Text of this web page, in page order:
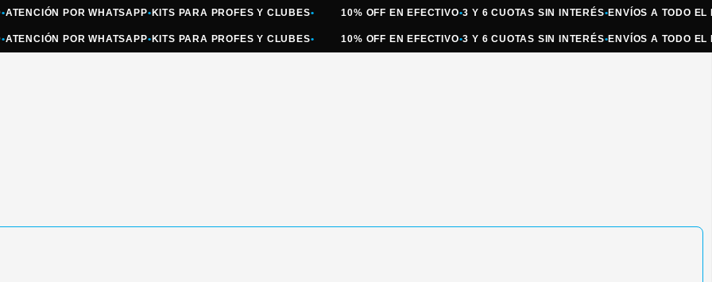
POR WHATSAPP•KITS PARA PROFES Y CLUBES• 10% OFF EN EFECTIVO•3 Y 6 CUOTAS SIN INTERÉS•ENVÍOS A TODO EL PAÍS•
POR WHATSAPP•KITS PARA PROFES Y CLUBES• 10% OFF EN EFECTIVO•3 Y 6 CUOTAS SIN INTERÉS•ENVÍOS A TODO EL PAÍS•